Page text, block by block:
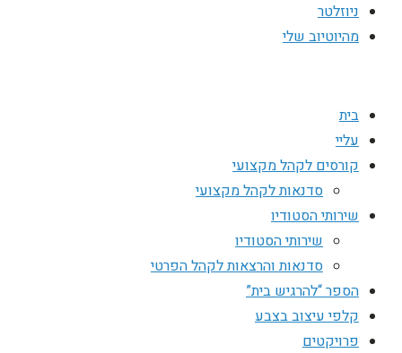
ניוזלטר
מהיוטיוב שלי
בית
עליי
קורסים לקהל מקצועי
סדנאות לקהל מקצועי
שירותי הסטודיו
שירותי הסטודיו
סדנאות והרצאות לקהל הפרטי
הספר “להרגיש בית”
קלפי עיצוב בצבע
פרויקטים